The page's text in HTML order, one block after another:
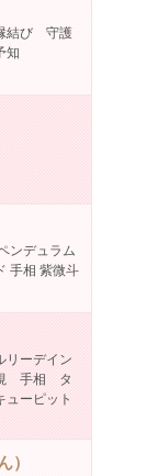
結び 守護
知
ンデュラム
手相 紫微斗
リーデイン
手相 タ
ーピット
）